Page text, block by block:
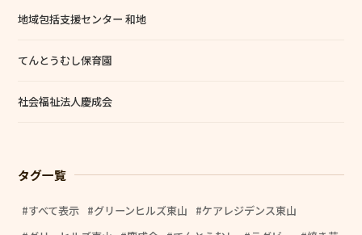
地域包括支援センター 和地
てんとうむし保育園
社会福祉法人慶成会
タグ一覧
すべて表示 グリーンヒルズ東山
ケアレジデンス東山